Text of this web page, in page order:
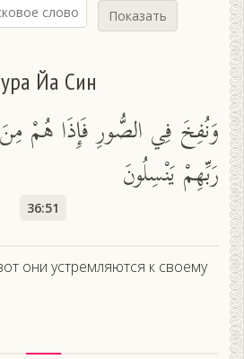
Показать
Йа Син
وَنُفِخَ فِي الصُّورِ فَإِذَا هُمْ
رَبِّهِمْ يَنْسِلُونَ
36:51
они устремляются к своему